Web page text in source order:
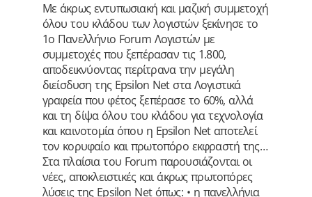
Με άκρως εντυπωσιακή και μαζική συμμετοχή
όλου του κλάδου των λογιστών ξεκίνησε το
1ο Πανελλήνιο Forum Λογιστών με
συμμετοχές που ξεπέρασαν τις 1.800,
αποδεικνύοντας περίτρανα την μεγάλη
διείσδυση της Epsilon Net στα Λογιστικά
γραφεία που φέτος ξεπέρασε το 60%, αλλά
και τη δίψα όλου του κλάδου για τεχνολογία
και καινοτομία όπου η Epsilon Net αποτελεί
τον κορυφαίο και πρωτοπόρο εκφραστή της…
Στα πλαίσια του Forum παρουσιάζονται οι
νέες, αποκλειστικές και άκρως πρωτοπόρες
λύσεις της Epsilon Net όπως: • η πανελλήνια